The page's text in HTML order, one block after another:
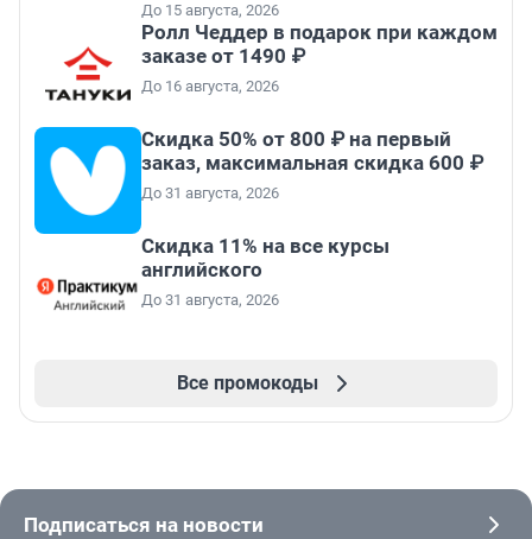
До 15 августа, 2026
Ролл Чеддер в подарок при каждом
заказе от 1490 ₽
До 16 августа, 2026
Скидка 50% от 800 ₽ на первый
заказ, максимальная скидка 600 ₽
До 31 августа, 2026
Скидка 11% на все курсы
английского
До 31 августа, 2026
Все промокоды
Подписаться на новости